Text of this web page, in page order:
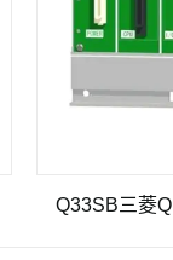
Q33SB三菱Q系